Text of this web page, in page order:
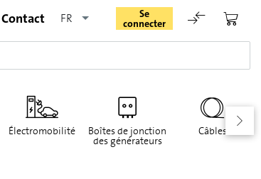
Contact FR Se
connecter
Électromobilité Boîtes de jonction
des générateurs
Câbles